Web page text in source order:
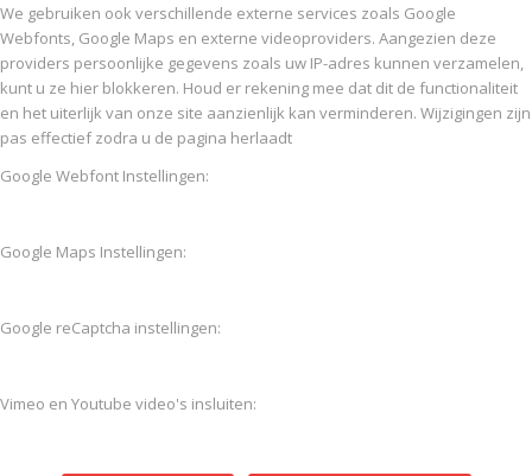
We gebruiken ook verschillende externe services zoals Google
Webfonts, Google Maps en externe videoproviders. Aangezien deze
providers persoonlijke gegevens zoals uw IP-adres kunnen verzamelen,
kunt u ze hier blokkeren. Houd er rekening mee dat dit de functionaliteit
en het uiterlijk van onze site aanzienlijk kan verminderen. Wijzigingen zijn
pas effectief zodra u de pagina herlaadt
Google Webfont Instellingen:
Google Maps Instellingen:
Google reCaptcha instellingen:
Vimeo en Youtube video's insluiten: